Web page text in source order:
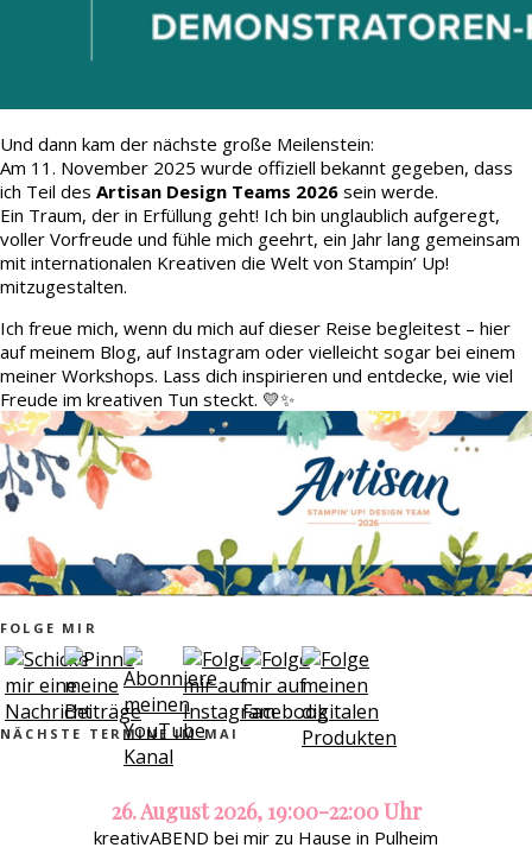
Und dann kam der nächste große Meilenstein:
Am 11. November 2025 wurde offiziell bekannt gegeben, dass
ich Teil des Artisan Design Teams 2026 sein werde.
Ein Traum, der in Erfüllung geht! Ich bin unglaublich aufgeregt,
voller Vorfreude und fühle mich geehrt, ein Jahr lang gemeinsam
mit internationalen Kreativen die Welt von Stampin’ Up!
mitzugestalten.
Ich freue mich, wenn du mich auf dieser Reise begleitest – hier
auf meinem Blog, auf Instagram oder vielleicht sogar bei einem
meiner Workshops. Lass dich inspirieren und entdecke, wie viel
Freude im kreativen Tun steckt. 💛✨
FOLGE MIR
NÄCHSTE TERMINE IM MAI
26. August 2026, 19:00-22:00 Uhr
kreativABEND bei mir zu Hause in Pulheim